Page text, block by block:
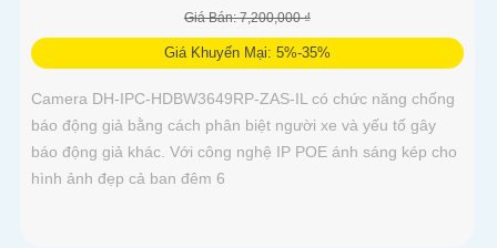
Giá Bán: 7,200,000 ₫
Giá Khuyến Mại: 5%-35%
Camera DH-IPC-HDBW3649RP-ZAS-IL có chức năng chống
báo động giả bằng cách phân biệt người xe và yếu tố gây
báo động giả khác. Với công nghệ IP POE ánh sáng kép cho
hình ảnh đẹp cả ban đêm 6